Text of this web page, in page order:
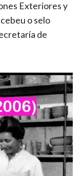
Exteriores y
o selo
de